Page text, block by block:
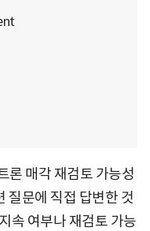
론 매각 재검토 가능성
질문에 직접 답변한 것
속 여부나 재검토 가능